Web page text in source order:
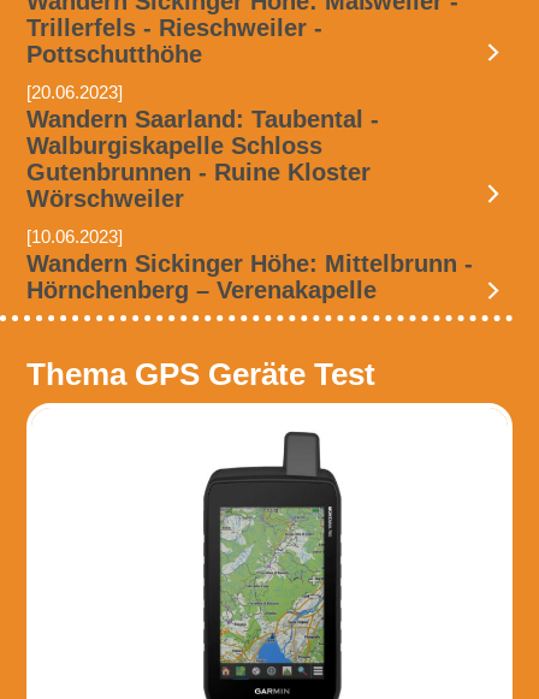
Trillerfels - Rieschweiler -
Pottschutthöhe
[20.06.2023]
Wandern Saarland: Taubental -
Walburgiskapelle Schloss
Gutenbrunnen - Ruine Kloster
Wörschweiler
[10.06.2023]
Wandern Sickinger Höhe: Mittelbrunn -
Hörnchenberg – Verenakapelle
Thema GPS Geräte Test